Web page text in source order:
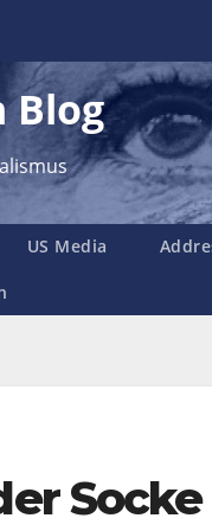
Blog
US Media
Socke